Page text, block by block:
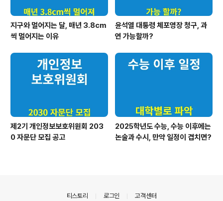
지구와 멀어지는 달, 매년 3.8cm
씩 멀어지는 이유
윤석열 대통령 체포영장 청구, 과
연 가능할까?
제2기 개인정보보호위원회 203
0 자문단 모집 공고
2025학년도 수능, 수능 이후에는
논술과 수시, 만약 일정이 겹치면?
티스토리 로그인 고객센터